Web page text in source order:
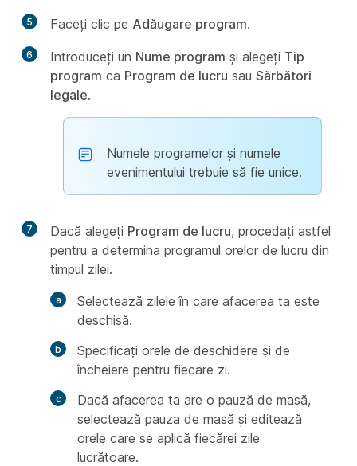
5 Faceți clic pe Adăugare program.
6 Introduceți un Nume program și alegeți Tip
program ca Program de lucru sau Sărbători
legale.
Numele programelor și numele
evenimentului trebuie să fie unice.
7 Dacă alegeți Program de lucru, procedați astfel
pentru a determina programul orelor de lucru din
timpul zilei.
Selectează zilele în care afacerea ta este
deschisă.
Specificați orele de deschidere și de
încheiere pentru fiecare zi.
Dacă afacerea ta are o pauză de masă,
selectează pauza de masă și editează
orele care se aplică fiecărei zile
lucrătoare.